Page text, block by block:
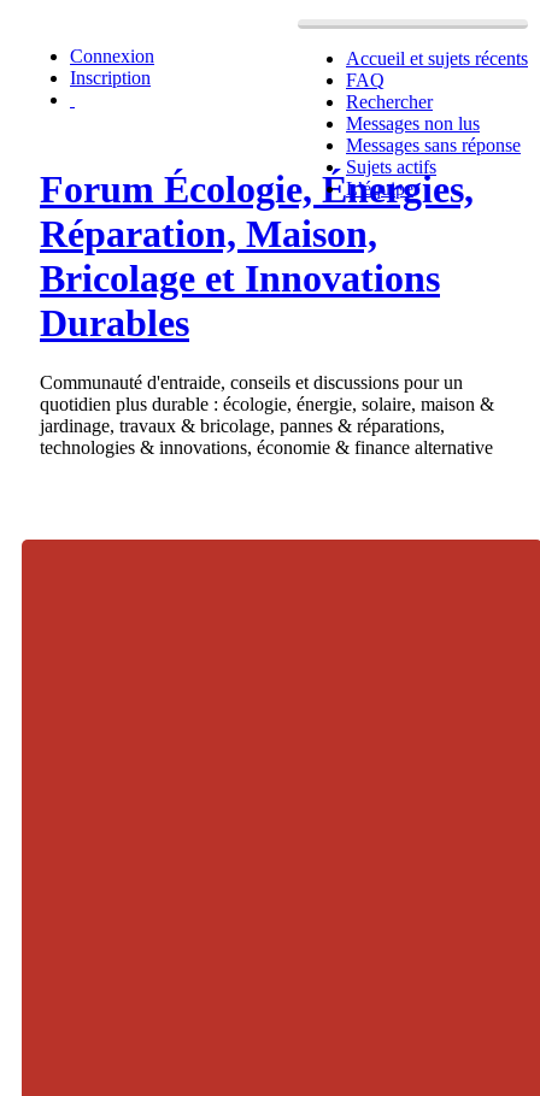
Accueil et sujets récents
FAQ
Rechercher
Messages non lus
Messages sans réponse
Sujets actifs
L’équipe
Connexion
Inscription
Forum Écologie, Énergies,
Réparation, Maison,
Bricolage et Innovations
Durables
Communauté d'entraide, conseils et discussions pour un
quotidien plus durable : écologie, énergie, solaire, maison &
jardinage, travaux & bricolage, pannes & réparations,
technologies & innovations, économie & finance alternative